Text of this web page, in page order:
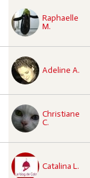
Raphaelle
M.
recette à tester
Adeline A.
recette à tester
Christiane
C.
recette à tester
Catalina L.
recette à tester